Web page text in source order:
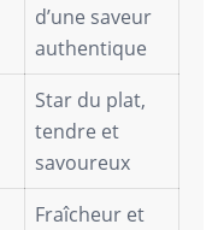
d’une saveur
authentique
Star du plat,
tendre et
savoureux
Fraîcheur et